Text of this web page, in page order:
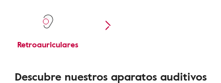
Retroauriculares
Descubre nuestros aparatos auditivos